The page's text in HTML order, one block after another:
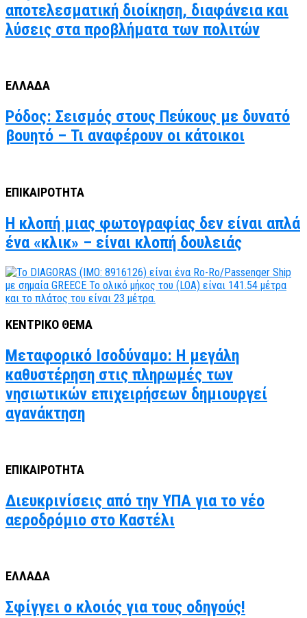
αποτελεσματική διοίκηση, διαφάνεια και
λύσεις στα προβλήματα των πολιτών
ΕΛΛΑΔΑ
Ρόδος: Σεισμός στους Πεύκους με δυνατό
βουητό – Τι αναφέρουν οι κάτοικοι
ΕΠΙΚΑΙΡΟΤΗΤΑ
Η κλοπή μιας φωτογραφίας δεν είναι απλά
ένα «κλικ» – είναι κλοπή δουλειάς
ΚΕΝΤΡΙΚΟ ΘΕΜΑ
Μεταφορικό Ισοδύναμο: Η μεγάλη
καθυστέρηση στις πληρωμές των
νησιωτικών επιχειρήσεων δημιουργεί
αγανάκτηση
ΕΠΙΚΑΙΡΟΤΗΤΑ
Διευκρινίσεις από την ΥΠΑ για το νέο
αεροδρόμιο στο Καστέλι
ΕΛΛΑΔΑ
Σφίγγει ο κλοιός για τους οδηγούς!